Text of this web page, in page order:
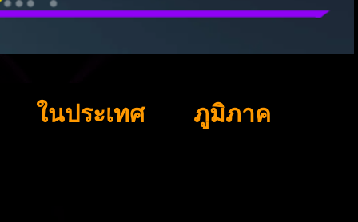
ในประเทศ ภูมิภาค